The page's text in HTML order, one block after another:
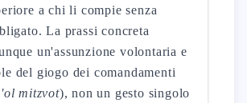
a chi li compie senza
La prassi concreta
un'assunzione volontaria e
del giogo dei comandamenti
mitzvot), non un gesto singolo